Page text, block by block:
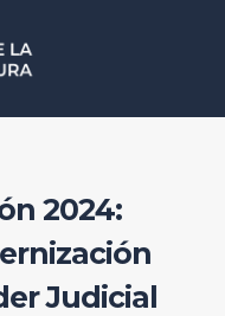
2024:
Judicial